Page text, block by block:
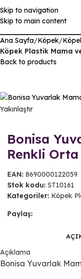
Skip to navigation
Skip to main content
Ana Sayfa Köpek
Köpek Plastik Mama
Back to products
Yakınlaştır
Bonisa
Renkli
EAN: 8690000122059
Stok kodu: ST10161
Kategoriler: Köpek
Paylaş:
Açıklama
Bonisa Yuvarlak